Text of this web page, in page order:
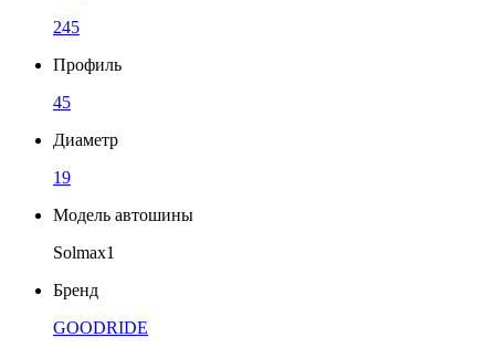
245
Профиль
45
Диаметр
19
Модель автошины
Solmax1
Бренд
GOODRIDE